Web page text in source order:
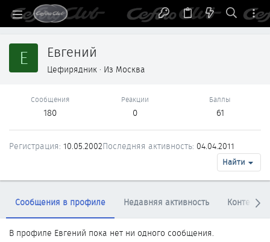
Е Евгений
Цефирядник · Из Москва
Сообщения
180
Реакции
0
Баллы
61
Регистрация 10.05.2002Последняя активность 04.04.2011
Найти
Сообщения в профиле Недавняя активность Контент
В профиле Евгений пока нет ни одного сообщения.